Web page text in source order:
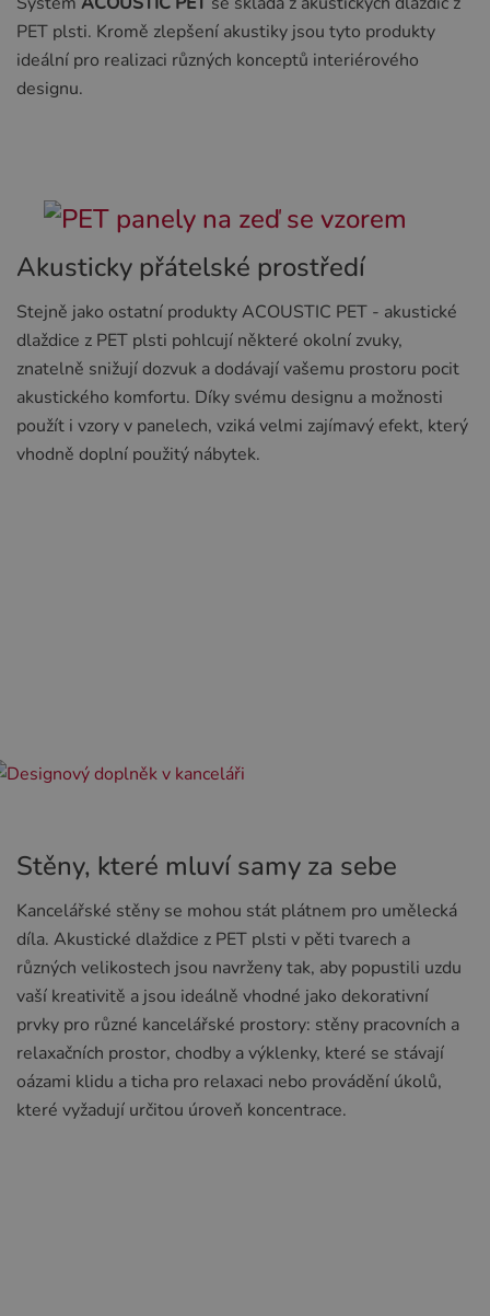
PET plsti. Kromě zlepšení akustiky jsou tyto produkty
ideální pro realizaci různých konceptů interiérového
designu.
Akusticky přátelské prostředí
Stejně jako ostatní produkty ACOUSTIC PET - akustické
dlaždice z PET plsti pohlcují některé okolní zvuky,
znatelně snižují dozvuk a dodávají vašemu prostoru pocit
akustického komfortu. Díky svému designu a možnosti
použít i vzory v panelech, vziká velmi zajímavý efekt, který
vhodně doplní použitý nábytek.
Stěny, které mluví samy za sebe
Kancelářské stěny se mohou stát plátnem pro umělecká
díla. Akustické dlaždice z PET plsti v pěti tvarech a
různých velikostech jsou navrženy tak, aby popustili uzdu
vaší kreativitě a jsou ideálně vhodné jako dekorativní
prvky pro různé kancelářské prostory: stěny pracovních a
relaxačních prostor, chodby a výklenky, které se stávají
oázami klidu a ticha pro relaxaci nebo provádění úkolů,
které vyžadují určitou úroveň koncentrace.